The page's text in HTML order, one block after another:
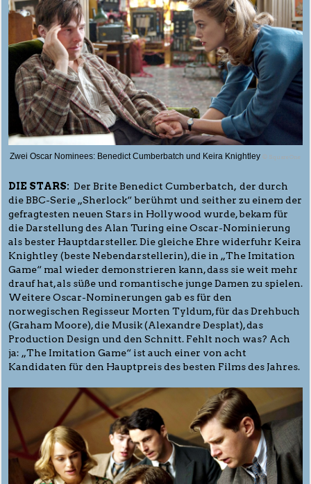
Zwei Oscar Nominees: Benedict Cumberbatch und Keira Knightley © SquareOne
DIE STARS: Der Brite Benedict Cumberbatch, der durch
die BBC-Serie „Sherlock“ berühmt und seither zu einem der
gefragtesten neuen Stars in Hollywood wurde, bekam für
die Darstellung des Alan Turing eine Oscar-Nominierung
als bester Hauptdarsteller. Die gleiche Ehre widerfuhr Keira
Knightley (beste Nebendarstellerin), die in „The Imitation
Game“ mal wieder demonstrieren kann, dass sie weit mehr
drauf hat, als süße und romantische junge Damen zu spielen.
Weitere Oscar-Nominerungen gab es für den
norwegischen Regisseur Morten Tyldum, für das Drehbuch
(Graham Moore), die Musik (Alexandre Desplat), das
Production Design und den Schnitt. Fehlt noch was? Ach
ja: „The Imitation Game“ ist auch einer von acht
Kandidaten für den Hauptpreis des besten Films des Jahres.